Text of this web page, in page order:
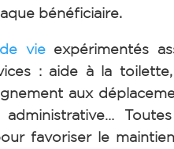
bénéficiaire.
vieexpérimentés
: aide à la
aux
administrative…
favoriser le